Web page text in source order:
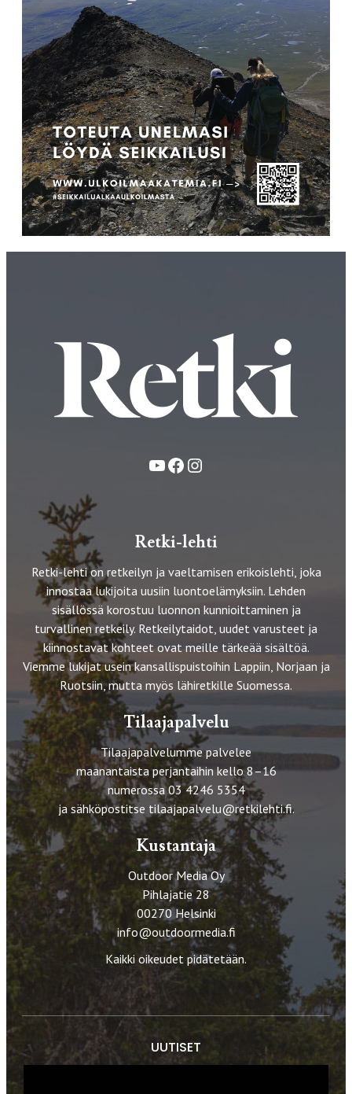
YouTube
FacebookInstagram
Retki-lehti
Retki-lehti on retkeilyn ja vaeltamisen erikoislehti, joka
innostaa lukijoita uusiin luontoelämyksiin. Lehden
sisällössä korostuu luonnon kunnioittaminen ja
turvallinen retkeily. Retkeilytaidot, uudet varusteet ja
kiinnostavat kohteet ovat meille tärkeää sisältöä.
Viemme lukijat usein kansallispuistoihin Lappiin, Norjaan ja
Ruotsiin, mutta myös lähiretkille Suomessa.
Tilaajapalvelu
Tilaajapalvelumme palvelee
maanantaista perjantaihin kello 8–16
numerossa 03 4246 5354
ja sähköpostitse tilaajapalvelu@retkilehti.fi.
Kustantaja
Outdoor Media Oy
Pihlajatie 28
00270 Helsinki
info@outdoormedia.fi
Kaikki oikeudet pidätetään.
UUTISET